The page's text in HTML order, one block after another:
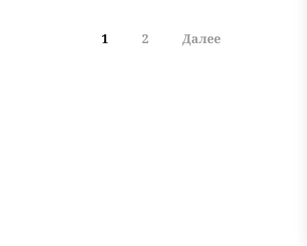
1 2 Далее